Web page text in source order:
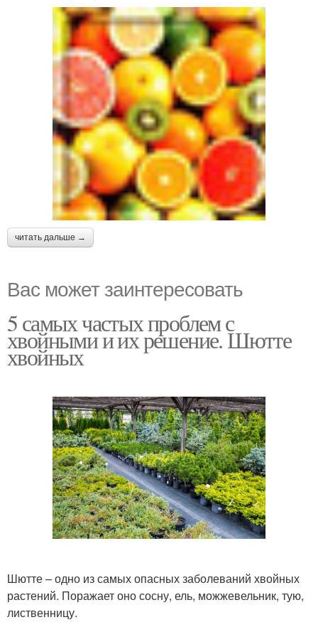
читать дальше →
Вас может заинтересовать
5 самых частых проблем с
хвойными и их решение. Шютте
хвойных
Шютте – одно из самых опасных заболеваний хвойных
растений. Поражает оно сосну, ель, можжевельник, тую,
лиственницу.